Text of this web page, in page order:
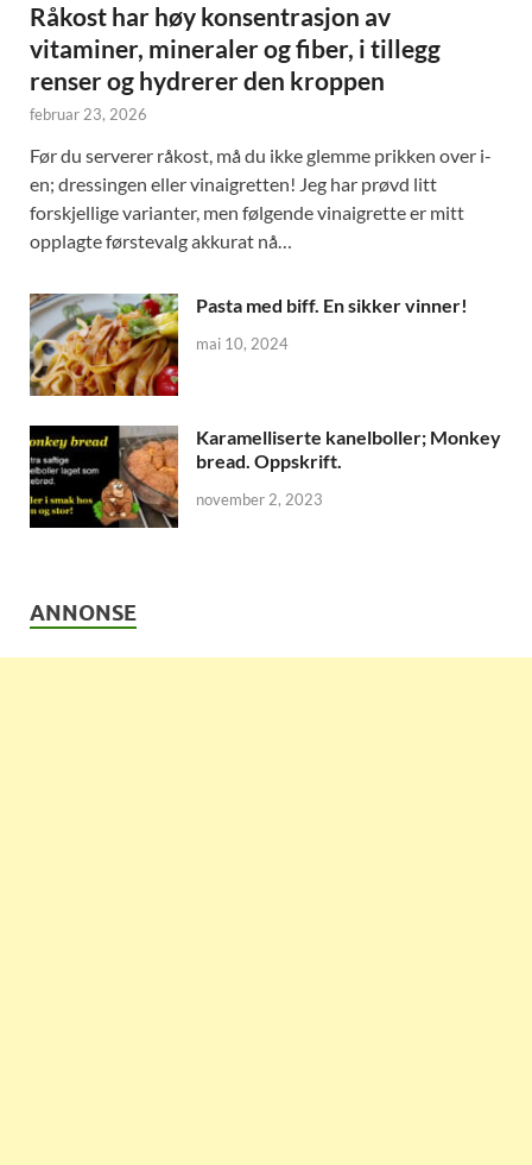
Råkost har høy konsentrasjon av
vitaminer, mineraler og fiber, i tillegg
renser og hydrerer den kroppen
februar 23, 2026
Før du serverer råkost, må du ikke glemme prikken over i-
en; dressingen eller vinaigretten! Jeg har prøvd litt
forskjellige varianter, men følgende vinaigrette er mitt
opplagte førstevalg akkurat nå…
Pasta med biff. En sikker vinner!
mai 10, 2024
Karamelliserte kanelboller; Monkey
bread. Oppskrift.
november 2, 2023
ANNONSE